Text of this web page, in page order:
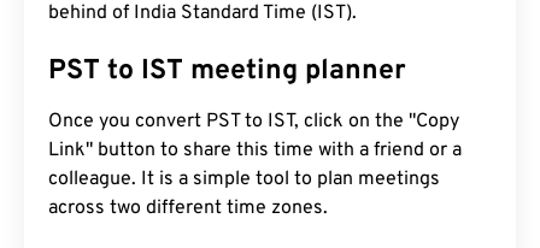
behind of India Standard Time (IST).
PST to IST meeting planner
Once you convert PST to IST, click on the "Copy
Link" button to share this time with a friend or a
colleague. It is a simple tool to plan meetings
across two different time zones.